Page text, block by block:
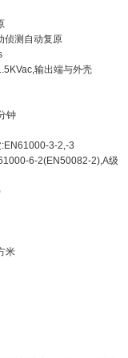
侦测自动复原
输出端与外壳
钟
3-2,-3
6-2(EN50082-2),A级
米